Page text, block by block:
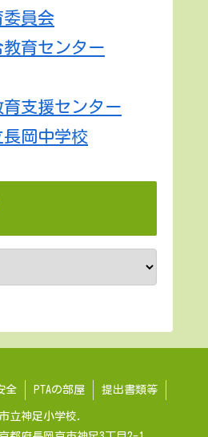
員会
育センター
支援センター
岡中学校
全 PTAの部屋 提出書類等
京市立神足小学校.